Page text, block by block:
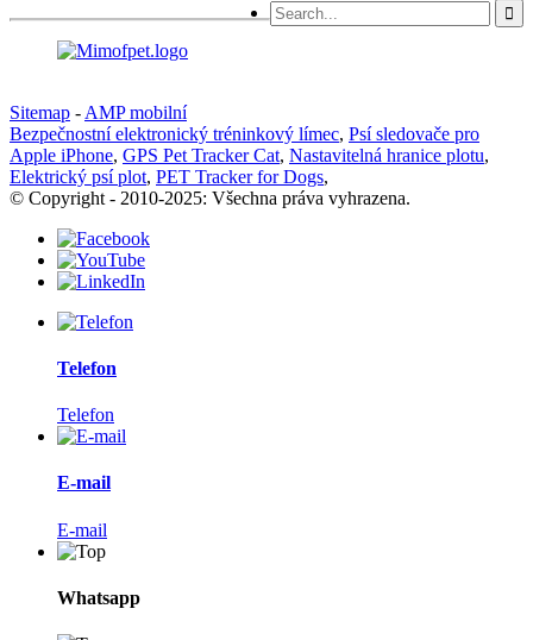
Sitemap - AMP mobilní
Bezpečnostní elektronický tréninkový límec, Psí sledovače pro
Apple iPhone, GPS Pet Tracker Cat, Nastavitelná hranice plotu,
Elektrický psí plot, PET Tracker for Dogs,
© Copyright - 2010-2025: Všechna práva vyhrazena.
Telefon
Telefon
E-mail
E-mail
Whatsapp